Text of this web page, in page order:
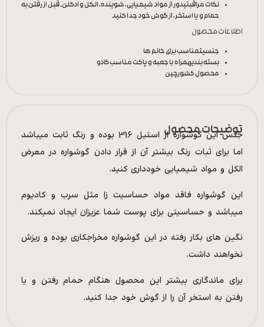
نکات مراقبتیدور از مواد شیمیایی، شوینده، الکل و ادکلن, قبل از رفتن به
حمام و یا استخر، از گوش خود جدا کنید
اطلاعات محصول
جنسیتمناسب برای خانم ها
بسته بندیهمراه با جعبه و پاکت مناسب کادو
محصول کشورچین
توضیحات محصول
جنس این گوشواره از استیل 316 بوده و رنگ ثابت میباشد
اما برای ثبات رنگ بیشتر آن از قرار دادن گوشواره در معرض
الکل و مواد شیمیایی خودداری کنید.
این گوشواره فاقد مواد حساسیت زا مثل سرب و کادیوم
میباشد و حساسیتی برای پوست شما عزیزان ایجاد نمیکند.
نگین های بکار رفته در این گوشواره مخراجکاری بوده و ریزش
نخواهند داشت.
برای ماندگاری بیشتر این محصول هنگام حمام رفتن و یا
رفتن به استخر آن را از گوش خود جدا کنید.